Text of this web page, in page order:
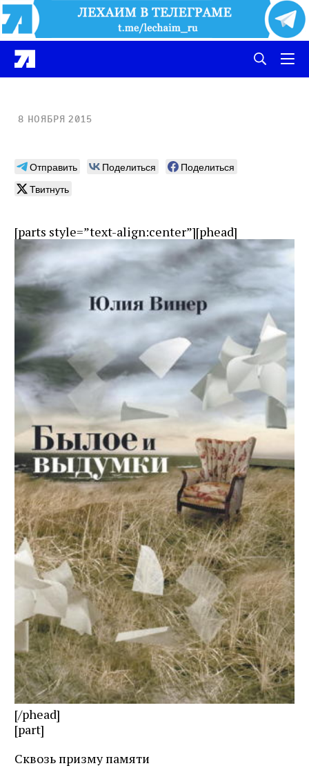
8 ноября 2015
Отправить Поделиться
Поделиться
Твитнуть
[parts style=”text-align:center”][phead]
[/phead]
[part]
Сквозь призму памяти